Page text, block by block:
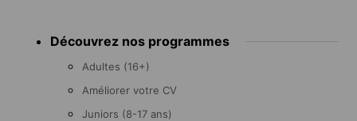
menu Découvrez nos programmes
Adultes (16+)
Améliorer votre CV
Juniors (8-17 ans)